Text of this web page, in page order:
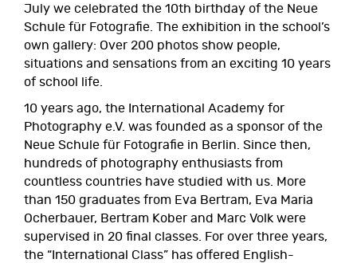
July we celebrated the 10th birthday of the Neue
Schule für Fotografie. The exhibition in the school’s
own gallery: Over 200 photos show people,
situations and sensations from an exciting 10 years
of school life.
10 years ago, the International Academy for
Photography e.V. was founded as a sponsor of the
Neue Schule für Fotografie in Berlin. Since then,
hundreds of photography enthusiasts from
countless countries have studied with us. More
than 150 graduates from Eva Bertram, Eva Maria
Ocherbauer, Bertram Kober and Marc Volk were
supervised in 20 final classes. For over three years,
the “International Class” has offered English-